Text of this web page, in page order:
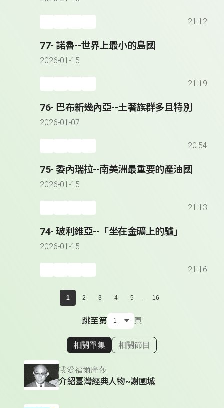
21:12
77- 諾魯--世界上最小的島國
2026-01-15
21:19
76- 巴布新幾內亞--土著族群多且特別
2026-01-07
20:54
75- 委內瑞拉--南美洲最重要的產油國
2026-01-15
21:13
74- 玻利維亞--「坐在金礦上的驢」
2026-01-15
21:16
1 2 3 4 5 ... 16
跳至第 頁
顯示相關單集
相關單集 相關節目
我愛福爾摩莎
介紹臺灣經典人物~謝國城